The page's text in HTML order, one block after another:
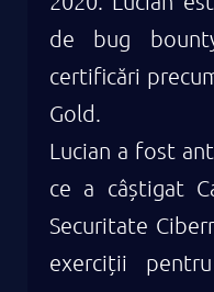
de bug
certificări
Gold.
Lucian a fost
ce a câștigat
Securitate
exerciții